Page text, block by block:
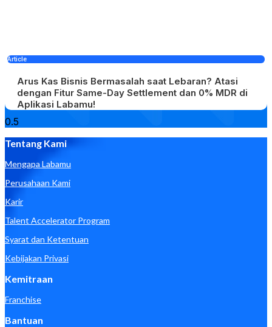
Article
Arus Kas Bisnis Bermasalah saat Lebaran? Atasi
dengan Fitur Same-Day Settlement dan 0% MDR di
Aplikasi Labamu!
Tentang Kami
Mengapa Labamu
Perusahaan Kami
Karir
Talent Accelerator Program
Syarat dan Ketentuan
Kebijakan Privasi
Kemitraan
Franchise
Bantuan